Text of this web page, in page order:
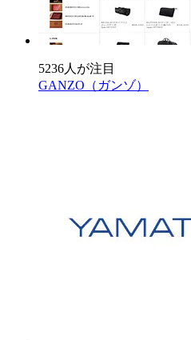
5236人が注目
GANZO（ガンゾ）